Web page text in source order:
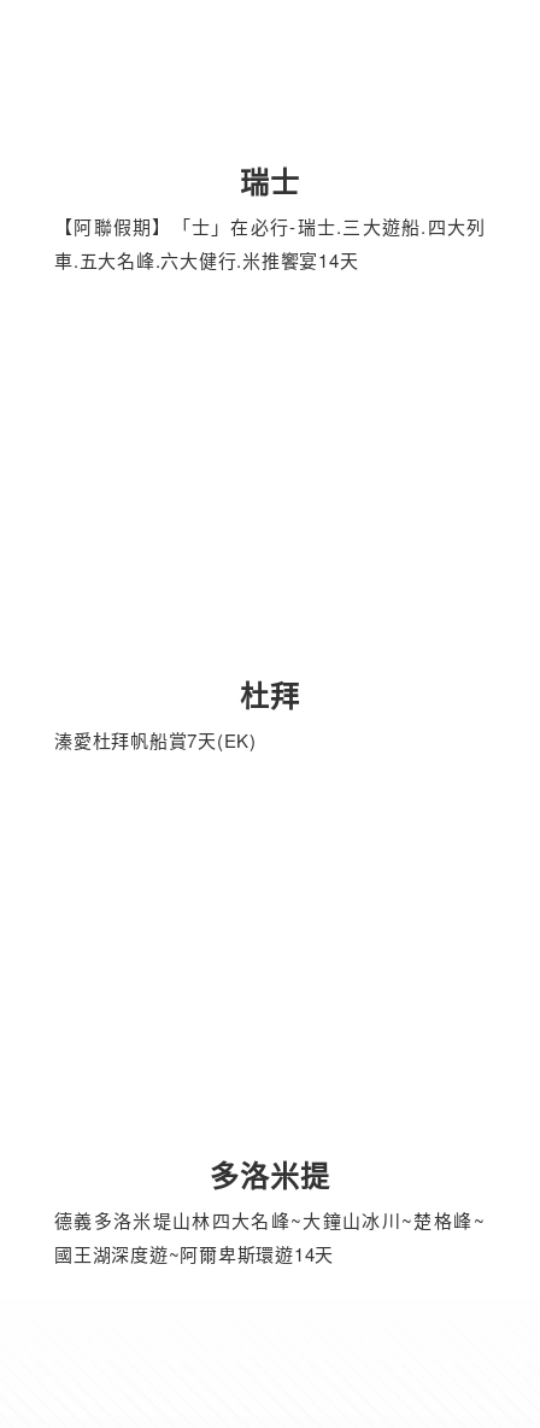
瑞士
【阿聯假期】「士」在必行-瑞士.三大遊船.四大列
車.五大名峰.六大健行.米推饗宴14天
杜拜
溱愛杜拜帆船賞7天(EK)
多洛米提
德義多洛米堤山林四大名峰~大鐘山冰川~楚格峰~
國王湖深度遊~阿爾卑斯環遊14天